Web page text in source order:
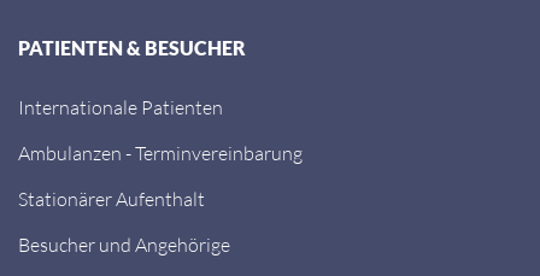
PATIENTEN & BESUCHER
Internationale Patienten
Ambulanzen - Terminvereinbarung
Stationärer Aufenthalt
Besucher und Angehörige